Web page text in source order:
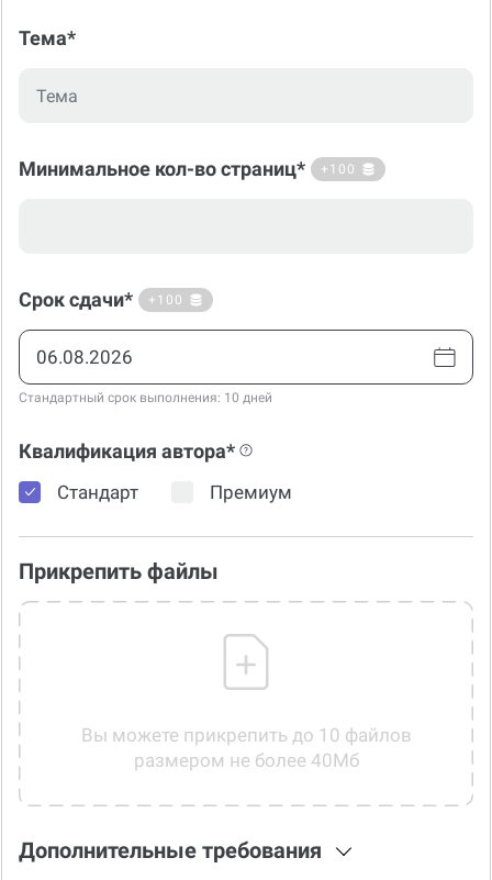
Тема*
Минимальное кол-во страниц* +100
Срок сдачи* +100
Стандартный срок выполнения: 10 дней
Квалификация автора*
Стандарт Премиум
Прикрепить файлы
Вы можете прикрепить до 10 файлов
размером не более 40Мб
Дополнительные требования